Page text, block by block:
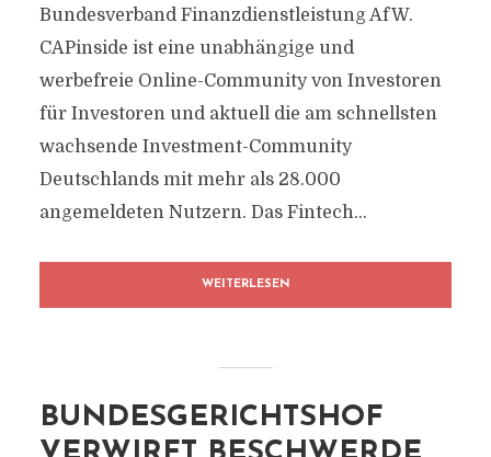
Bundesverband Finanzdienstleistung AfW.
CAPinside ist eine unabhängige und
werbefreie Online-Community von Investoren
für Investoren und aktuell die am schnellsten
wachsende Investment-Community
Deutschlands mit mehr als 28.000
angemeldeten Nutzern. Das Fintech...
WEITERLESEN
BUNDESGERICHTSHOF